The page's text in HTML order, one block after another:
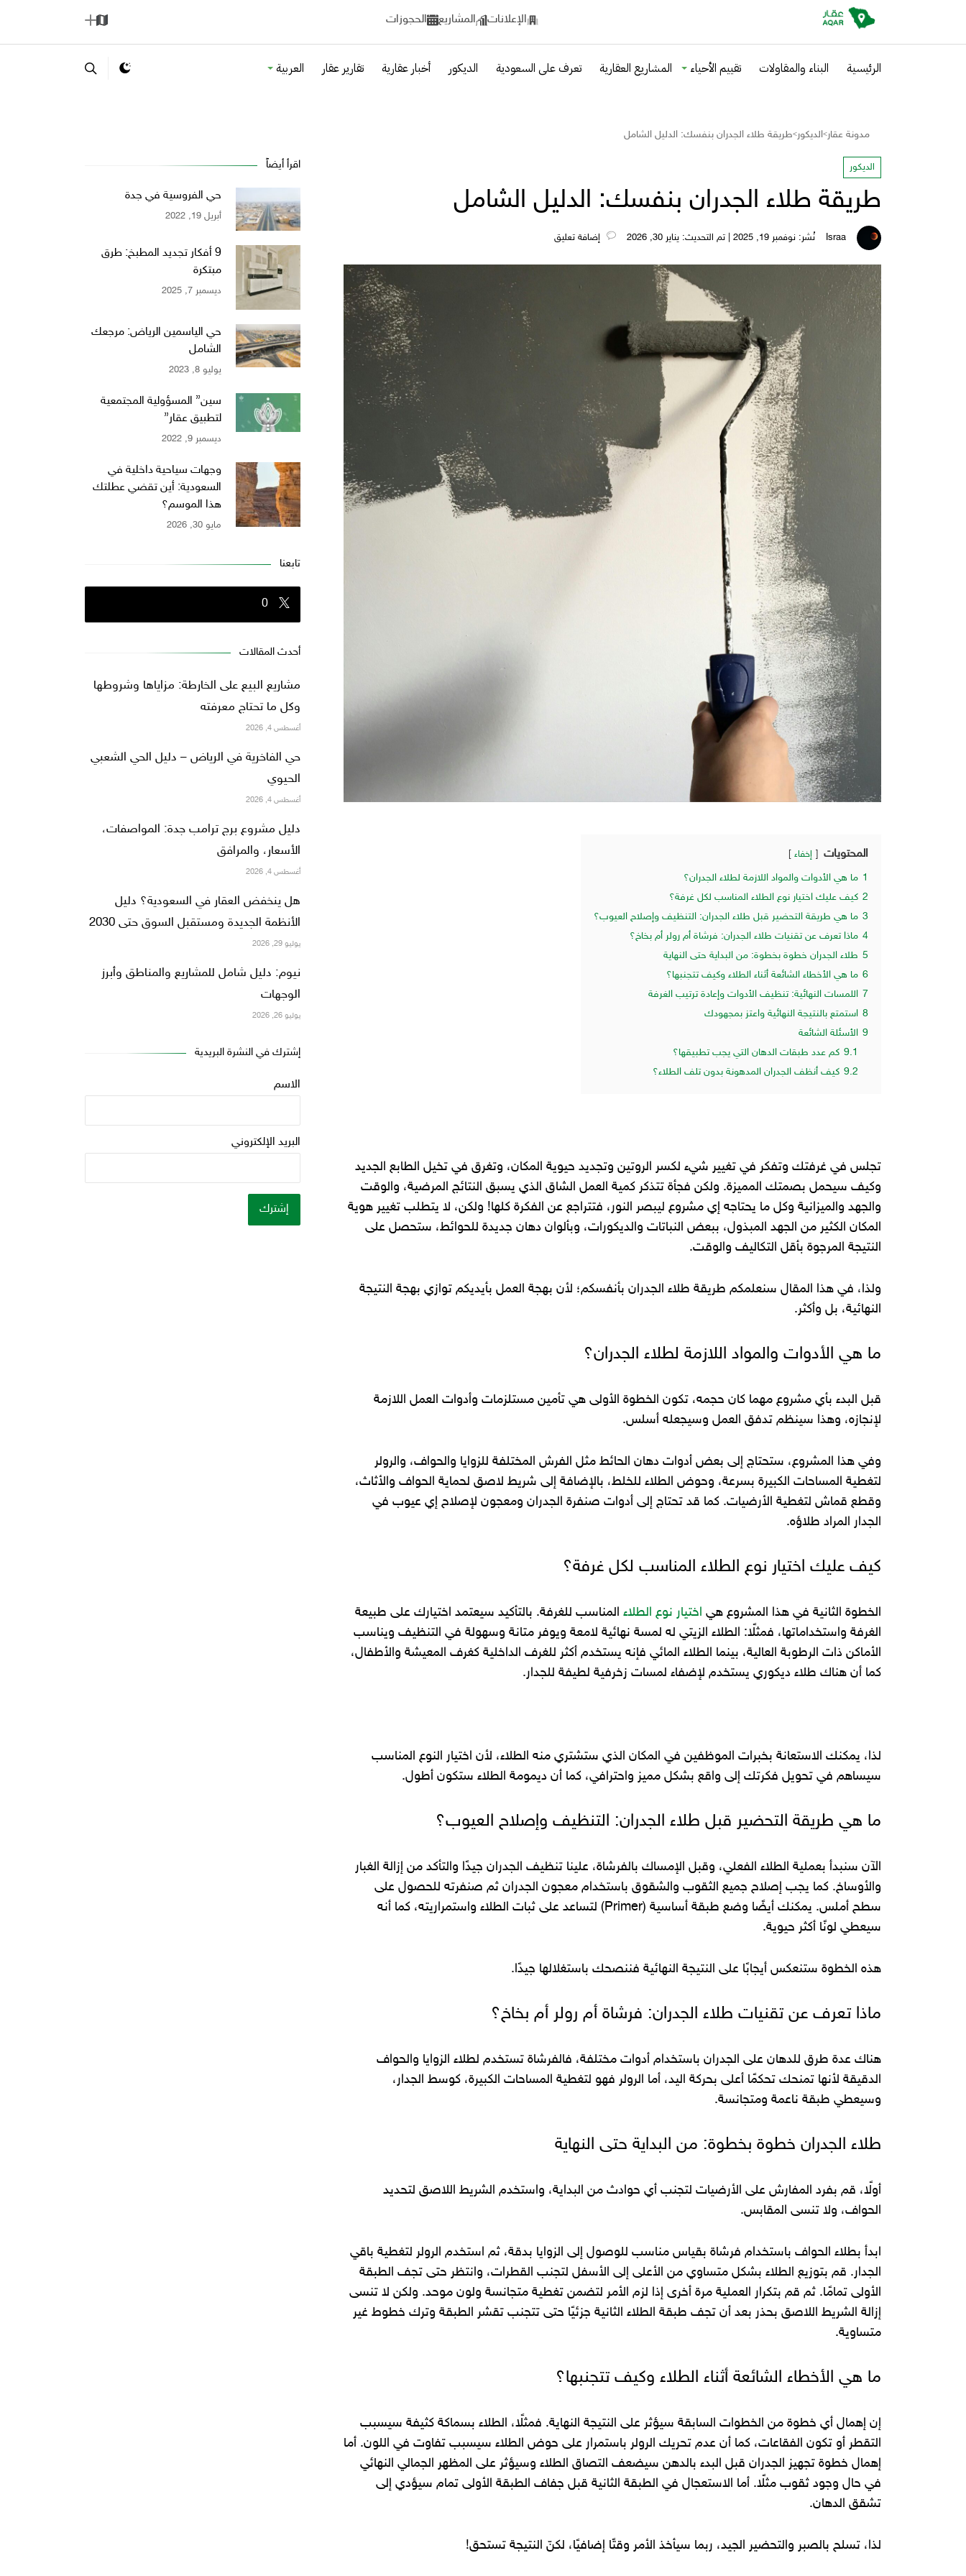
الإعلانات المشاريع الحجوزات
ا
ا
الرئيسية البناء والمقاولات تقييم الأحياء المشاريع العقارية تعرف على السعودية الديكور أخبار عقارية تقارير عقار العربية
مدونة عقار>الديكور>طريقة طلاء الجدران بنفسك: الدليل الشامل
الديكور
طريقة طلاء الجدران بنفسك: الدليل الشامل
Israa نُشر: نوفمبر 19, 2025 | تم التحديث: يناير 30, 2026
المحتويات إخفاء
1 ما هي الأدوات والمواد اللازمة لطلاء الجدران؟
2 كيف عليك اختيار نوع الطلاء المناسب لكل غرفة؟
3 ما هي طريقة التحضير قبل طلاء الجدران: التنظيف وإصلاح العيوب؟
4 ماذا تعرف عن تقنيات طلاء الجدران: فرشاة أم رولر أم بخاخ؟
5 طلاء الجدران خطوة بخطوة: من البداية حتى النهاية
6 ما هي الأخطاء الشائعة أثناء الطلاء وكيف تتجنبها؟
7 اللمسات النهائية: تنظيف الأدوات وإعادة ترتيب الغرفة
8 استمتع بالنتيجة النهائية واعتز بمجهودك
9 الأسئلة الشائعة
9.1 كم عدد طبقات الدهان التي يجب تطبيقها؟
9.2 كيف أنظف الجدران المدهونة بدون تلف الطلاء؟
تجلس في غرفتك وتفكر في تغيير شيء لكسر الروتين وتجديد حيوية المكان، وتغرق في تخيل الطابع الجديد
وكيف سيحمل بصمتك المميزة. ولكن فجأة تتذكر كمية العمل الشاق الذي يسبق النتائج المرضية، والوقت
والجهد والميزانية وكل ما يحتاجه إي مشروع ليبصر النور، فتتراجع عن الفكرة كلها! ولكن، لا يتطلب تغيير هوية
المكان الكثير من الجهد المبذول، ببعض النباتات والديكورات، وبألوان دهان جديدة للحوائط، ستحصل على
النتيجة المرجوة بأقل التكاليف والوقت.
ولذا، في هذا المقال سنعلمكم طريقة طلاء الجدران بأنفسكم؛ لأن بهجة العمل بأيديكم توازي بهجة النتيجة
النهائية، بل وأكثر.
ما هي الأدوات والمواد اللازمة لطلاء الجدران؟
قبل البدء بأي مشروع مهما كان حجمه، تكون الخطوة الأولى هي تأمين مستلزمات وأدوات العمل اللازمة
لإنجازه، وهذا سينظم تدفق العمل وسيجعله أسلس.
وفي هذا المشروع، ستحتاج إلى بعض أدوات دهان الحائط مثل الفرش المختلفة للزوايا والحواف، والرولر
لتغطية المساحات الكبيرة بسرعة، وحوض الطلاء للخلط، بالإضافة إلى شريط لاصق لحماية الحواف والأثاث،
وقطع قماش لتغطية الأرضيات. كما قد تحتاج إلى أدوات صنفرة الجدران ومعجون لإصلاح إي عيوب في
الجدار المراد طلاؤه.
كيف عليك اختيار نوع الطلاء المناسب لكل غرفة؟
الخطوة الثانية في هذا المشروع هي اختيار نوع الطلاء المناسب للغرفة. بالتأكيد سيعتمد اختيارك على طبيعة
الغرفة واستخداماتها، فمثلًا: الطلاء الزيتي له لمسة نهائية لامعة ويوفر متانة وسهولة في التنظيف ويناسب
الأماكن ذات الرطوبة العالية، بينما الطلاء المائي فإنه يستخدم أكثر للغرف الداخلية كغرف المعيشة والأطفال،
كما أن هناك طلاء ديكوري يستخدم لإضفاء لمسات زخرفية لطيفة للجدار.
لذا، يمكنك الاستعانة بخبرات الموظفين في المكان الذي ستشتري منه الطلاء، لأن اختيار النوع المناسب
سيساهم في تحويل فكرتك إلى واقع بشكل مميز واحترافي، كما أن ديمومة الطلاء ستكون أطول.
ما هي طريقة التحضير قبل طلاء الجدران: التنظيف وإصلاح العيوب؟
الآن سنبدأ بعملية الطلاء الفعلي، وقبل الإمساك بالفرشاة، علينا تنظيف الجدران جيدًا والتأكد من إزالة الغبار
والأوساخ. كما يجب إصلاح جميع الثقوب والشقوق باستخدام معجون الجدران ثم صنفرته للحصول على
سطح أملس. يمكنك أيضًا وضع طبقة أساسية (Primer) لتساعد على ثبات الطلاء واستمراريته، كما أنه
سيعطي لونًا أكثر حيوية.
هذه الخطوة ستنعكس أيجابًا على النتيجة النهائية فننصحك باستغلالها جيدًا.
ماذا تعرف عن تقنيات طلاء الجدران: فرشاة أم رولر أم بخاخ؟
هناك عدة طرق للدهان على الجدران باستخدام أدوات مختلفة، فالفرشاة تستخدم لطلاء الزوايا والحواف
الدقيقة لأنها تمنحك تحكمًا أعلى بحركة اليد، أما الرولر فهو لتغطية المساحات الكبيرة، كوسط الجدار،
وسيعطي طبقة ناعمة ومتجانسة.
طلاء الجدران خطوة بخطوة: من البداية حتى النهاية
أولًا، قم بفرد المفارش على الأرضيات لتجنب أي حوادث من البداية، واستخدم الشريط اللاصق لتحديد
الحواف، ولا تنسى المقابس.
ابدأ بطلاء الحواف باستخدام فرشاة بقياس مناسب للوصول إلى الزوايا بدقة، ثم استخدم الرولر لتغطية باقي
الجدار. قم بتوزيع الطلاء بشكل متساوي من الأعلى إلى الأسفل لتجنب القطرات، وانتظر حتى تجف الطبقة
الأولى تمامًا. ثم قم بتكرار العملية مرة أخرى إذا لزم الأمر لتضمن تغطية متجانسة ولون موحد. ولكن لا تنسى
إزالة الشريط اللاصق بحذر بعد أن تجف طبقة الطلاء الثانية جزئيًا حتى تتجنب تقشر الطبقة وترك خطوط غير
متساوية.
ما هي الأخطاء الشائعة أثناء الطلاء وكيف تتجنبها؟
إن إهمال أي خطوة من الخطوات السابقة سيؤثر على النتيجة النهاية. فمثلًا، الطلاء بسماكة كثيفة سيسبب
التقطر أو تكون الفقاعات، كما أن عدم تحريك الرولر باستمرار على حوض الطلاء سيسبب تفاوت في اللون. أما
إهمال خطوة تجهيز الجدران قبل البدء بالدهن سيضعف التصاق الطلاء وسيؤثر على المظهر الجمالي النهائي
في حال وجود ثقوب مثلًا. أما الاستعجال في الطبقة الثانية قبل جفاف الطبقة الأولى تمام سيؤدي إلى
تشقق الدهان.
لذا، تسلح بالصبر والتحضير الجيد، ربما سيأخذ الأمر وقتًا إضافيًا، لكنّ النتيجة تستحق!
اقرأ أيضاً
حي الفروسية في جدة
أبريل 19, 2022
9 أفكار تجديد المطبخ: طرق
مبتكرة
ديسمبر 7, 2025
حي الياسمين الرياض: مرجعك
الشامل
يوليو 8, 2023
سين” المسؤولية المجتمعية
لتطبيق عقار”
ديسمبر 9, 2022
وجهات سياحية داخلية في
السعودية: أين تقضي عطلتك
هذا الموسم؟
مايو 30, 2026
تابعنا
0
أحدث المقالات
مشاريع البيع على الخارطة: مزاياها وشروطها
وكل ما تحتاج معرفته
أغسطس 4, 2026
حي الفاخرية في الرياض – دليل الحي الشعبي
الحيوي
أغسطس 4, 2026
دليل مشروع برج ترامب جدة: المواصفات،
الأسعار، والمرافق
أغسطس 4, 2026
هل ينخفض العقار في السعودية؟ دليل
الأنظمة الجديدة ومستقبل السوق حتى 2030
يوليو 29, 2026
نيوم: دليل شامل للمشاريع والمناطق وأبرز
الوجهات
يوليو 26, 2026
إشترك في النشرة البريدية
الاسم
البريد الإلكتروني